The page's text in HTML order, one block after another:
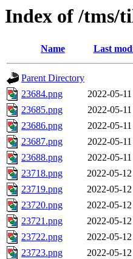
Index of /tms/
Name Last
Parent Directory
23684.png
2022-05-
23685.png
2022-05-
23686.png
2022-05-
23687.png
2022-05-
23688.png
2022-05-
23718.png
2022-05-
23719.png
2022-05-
23720.png
2022-05-
23721.png
2022-05-
23722.png
2022-05-
23723.png
2022-05-